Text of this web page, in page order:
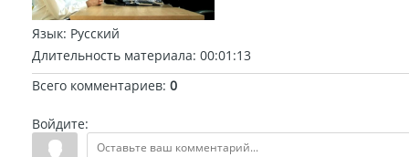
Язык: Русский
Длительность материала: 00:01:13
Всего комментариев: 0
Войдите: